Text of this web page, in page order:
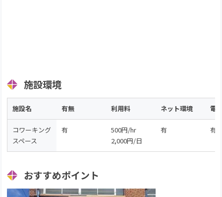
施設環境
施設名 有無 利用料 ネット環境 電
コワーキング
スペース
有
500円/hr
2,000円/日
有 有
おすすめポイント